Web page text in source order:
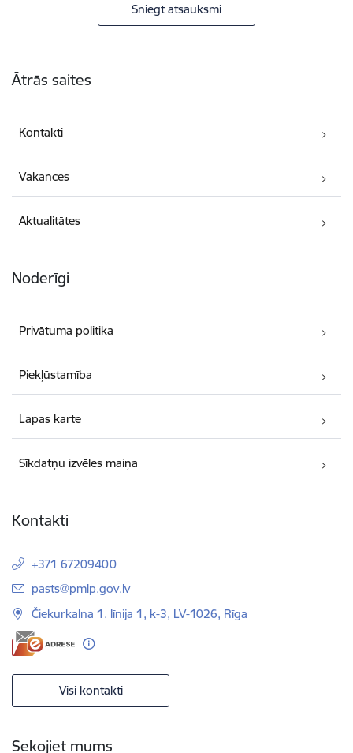
Sniegt atsauksmi
Ātrās saites
Kontakti
Vakances
Aktualitātes
Noderīgi
Privātuma politika
Piekļūstamība
Lapas karte
Sīkdatņu izvēles maiņa
Kontakti
+371 67209400
E-pasts:
pasts@pmlp.gov.lv
Čiekurkalna 1. līnija 1, k-3, LV-1026, Rīga
Visi kontakti
Sekojiet mums